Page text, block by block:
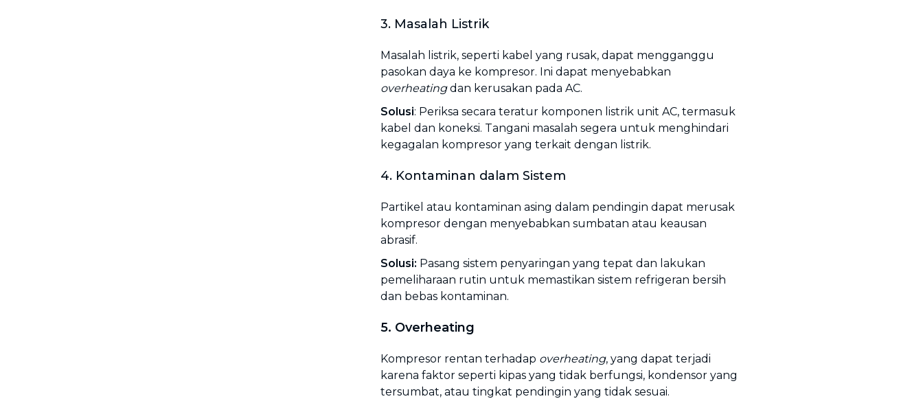
3. Masalah Listrik
Masalah listrik, seperti kabel yang rusak, dapat mengganggu
pasokan daya ke kompresor. Ini dapat menyebabkan
overheatingdan kerusakan pada AC.
Solusi: Periksa secara teratur komponen listrik unit AC, termasuk
kabel dan koneksi. Tangani masalah segera untuk menghindari
kegagalan kompresor yang terkait dengan listrik.
4. Kontaminan dalam Sistem
Partikel atau kontaminan asing dalam pendingin dapat merusak
kompresor dengan menyebabkan sumbatan atau keausan
abrasif.
Solusi: Pasang sistem penyaringan yang tepat dan lakukan
pemeliharaan rutin untuk memastikan sistem refrigeran bersih
dan bebas kontaminan.
5. Overheating
Kompresor rentan terhadap overheating, yang dapat terjadi
karena faktor seperti kipas yang tidak berfungsi, kondensor yang
tersumbat, atau tingkat pendingin yang tidak sesuai.